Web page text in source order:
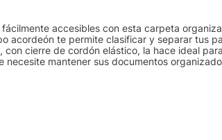
accesibles con esta carpeta
acordeón te permite clasificar y separar tus
cierre de cordón elástico, la hace ideal para
mantener sus documentos